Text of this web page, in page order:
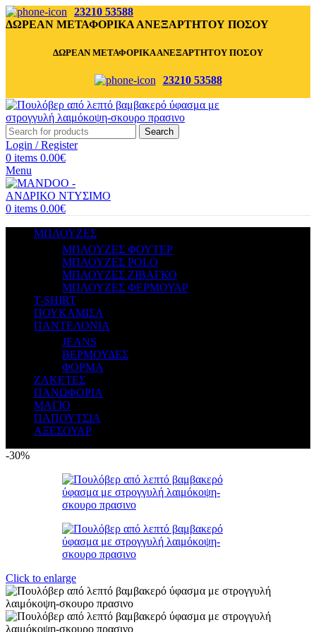
23210 53588
ΔΩΡΕΑΝ ΜΕΤΑΦΟΡΙΚΑ ΑΝΕΞΑΡΤΗΤΟΥ ΠΟΣΟΥ
ΔΩΡΕΑΝ ΜΕΤΑΦΟΡΙΚΑ ΑΝΕΞΑΡΤΗΤΟΥ ΠΟΣΟΥ
23210 53588
Search
Login / Register
0 items 0.00€
Menu
0 items 0.00€
ΜΠΛΟΥΖΕΣ
ΜΠΛΟΥΖΕΣ ΦΟΥΤΕΡ
ΜΠΛΟΥΖΕΣ POLO
ΜΠΛΟΥΖΕΣ ΖΙΒΑΓΚΟ
ΜΠΛΟΥΖΕΣ ΦΕΡΜΟΥΑΡ
T-SHIRT
ΠΟΥΚΑΜΙΣΑ
ΠΑΝΤΕΛΟΝΙΑ
JEANS
ΒΕΡΜΟΥΔΕΣ
ΦΟΡΜΑ
ΖΑΚΕΤΕΣ
ΠΑΝΩΦΟΡΙΑ
ΜΑΓΙΟ
ΠΑΠΟΥΤΣΙΑ
ΑΞΕΣΟΥΑΡ
-30%
Click to enlarge